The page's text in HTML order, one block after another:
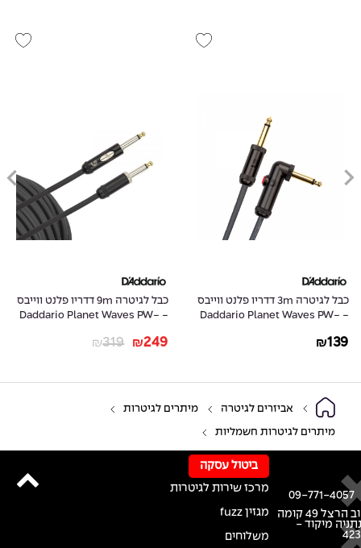
כבל לגיטרה 3m דדריו פלנט ווייבס
- Daddario Planet Waves PW-
₪139
כבל לגיטרה 9m דדריו פלנט ווייבס
- Daddario Planet Waves PW-
₪319 ₪249
אביזרים לגיטרה מיתרים לגיטרות
מיתרים לגיטרות חשמליות
רחוב הרצל 49 קומה
מיקוד -
09-771-4057
ביטול עסקה
מרכז שירות לגיטרות
מגזין fuzz
משלוחים